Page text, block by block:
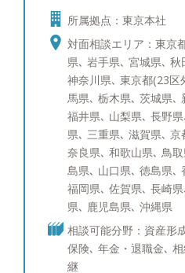
います。 ＜ご相談前＞ 資
も、様々な業種やアセット
どの資産の種類）が複合
す。これら各社・各商品に
があるので、本来は総合
よく活用していくことが
それぞれの業種や会社が
違うことを言われ混乱した
した商品に偏っていたり
ます。 <ご相談後＞ そこ
は、「各業種から独立し
を最大限活かし、お客様の
的なアドバイスをおこなう
おります。 お客様ひとり
証券・保険・不動産のプロ
の看板としてホームページ
た。 その後総合金融代理
シャルプランナーとして幅
に向き合って参りました
産運用のご相談はもちろ
や節税対策など幅広い解
お客様に寄り添い、中立的
でお話させていただきま
してでも構いませんので
ださい。 ●得意な商品・
型株）、日本株式（大型株
券、社債、仕組債、投資信
サルティング、生命保険 ●
の勉強、グルメ、ゴルフ、
所属拠点：東京本社
対面相談エリア：東京
県､ 岩手県､ 宮城県､
神奈川県､ 東京都(23区
馬県､ 栃木県､ 茨城県､
福井県､ 山梨県､ 長野
県､ 三重県､ 滋賀県､
奈良県､ 和歌山県､ 鳥
島県､ 山口県､ 徳島県､
福岡県､ 佐賀県､ 長崎
県､ 鹿児島県､ 沖縄県
相談可能分野：資産形
保険､ 年金・退職金､
継